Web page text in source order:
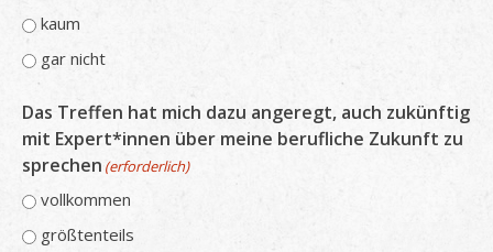
kaum
gar nicht
Das Treffen hat mich dazu angeregt, auch zukünftig
mit Expert*innen über meine berufliche Zukunft zu
sprechen (erforderlich)
vollkommen
größtenteils